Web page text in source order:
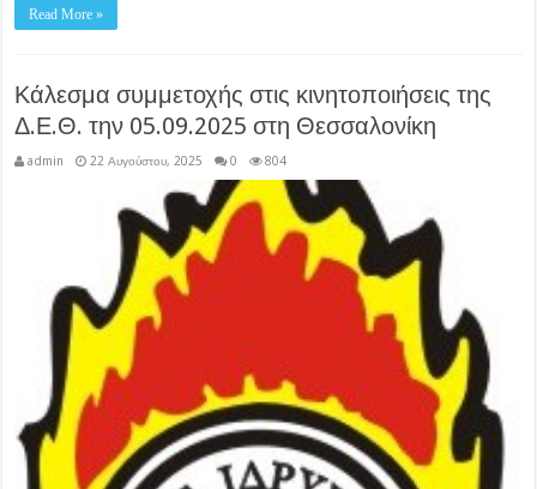
Read More »
Κάλεσμα συμμετοχής στις κινητοποιήσεις της
Δ.Ε.Θ. την 05.09.2025 στη Θεσσαλονίκη
admin 22 Αυγούστου, 2025 0 804